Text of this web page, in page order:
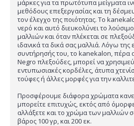
μάρκες για τα πρωτότυπα μείγματα
μεθόδους επεξεργασίας και τη
τον έλεγχο της ποιότητας. Το
νερό και αυτό διευκολύνει το
μαλλιών και όταν πλέκεται σε
ιδανικά τα δικά σας μαλλιά. Λόγω της
συντήρησής του, το kanekalon, πέρα
Negro πλεξούδες, μπορεί να
εντυπωσιακές κορδέλες, άτυπα
τούφες ή άλλες μορφές για την
Προσφέρουμε διάφορα χρώματα
μπορείτε επιτυχώς, εκτός από
αλλάξετε και το χρώμα των μαλλιών
βάρος 100 γρ, και 200 εκ.